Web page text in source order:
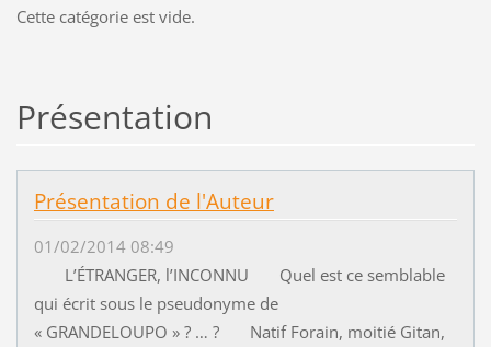
Cette catégorie est vide.
Présentation
Présentation de l'Auteur
01/02/2014 08:49
L’ÉTRANGER, l’INCONNU Quel est ce semblable
qui écrit sous le pseudonyme de
« GRANDELOUPO » ? … ? Natif Forain, moitié Gitan,